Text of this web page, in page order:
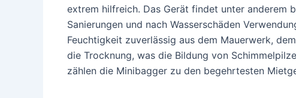
extrem hilfreich. Das Gerät findet unter anderem
Sanierungen und nach Wasserschäden
Feuchtigkeit zuverlässig aus dem Mauerwerk,
die Trocknung, was die Bildung von
zählen die Minibagger zu den begehrtesten